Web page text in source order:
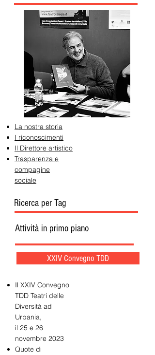
La nostra storia
I riconoscimenti
Il Direttore artistico
Trasparenza e
compagine
sociale
Ricerca per Tag
Attività in primo piano
XXIV Convegno TDD
Il XXIV Convegno
TDD Teatri delle
Diversità ad
Urbania,
il 25 e 26
novembre 2023
Quote di